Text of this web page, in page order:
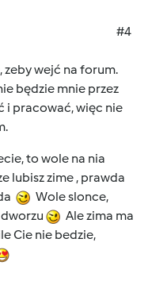
#4
zeby wejć na forum.
będzie mnie przez
i pracować, więc nie
to wole na nia
lubisz zime , prawda
Wole slonce,
Ale zima ma
Cie nie bedzie,